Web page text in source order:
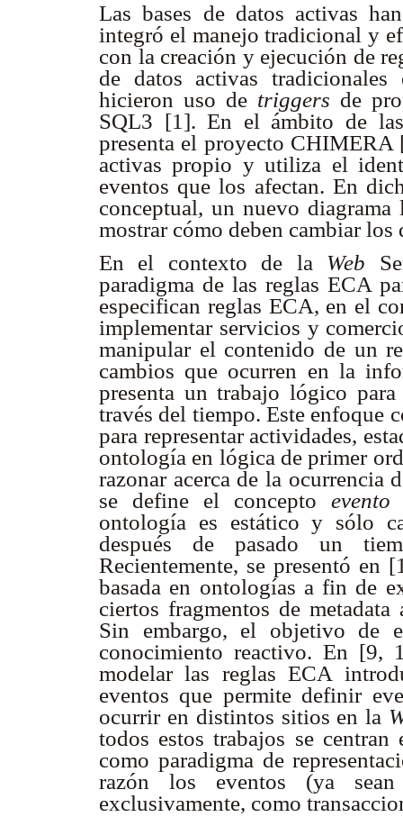
Las bases de datos activas
integró el manejo tradicional y
con la creación y ejecución de
de datos activas
hicieron uso de triggers de
SQL3 [1]. En el ámbito de
presenta el proyecto CHIMERA
activas propio y utiliza el
eventos que los afectan. En
conceptual, un nuevo diagrama
mostrar cómo deben cambiar
En el contexto de la Web
paradigma de las reglas ECA
especifican reglas ECA, en el
implementar servicios y
manipular el contenido de un
cambios que ocurren en la
presenta un trabajo lógico
través del tiempo. Este enfoque
para representar actividades,
ontología en lógica de primer
razonar acerca de la ocurrencia
se define el concepto evento
ontología es estático y sólo
después de pasado un
Recientemente, se presentó en
basada en ontologías a fin de
ciertos fragmentos de metadata
Sin embargo, el objetivo de
conocimiento reactivo. En
modelar las reglas ECA
eventos que permite definir
ocurrir en distintos sitios en la
todos estos trabajos se
como paradigma de
razón los eventos (ya
exclusivamente, como